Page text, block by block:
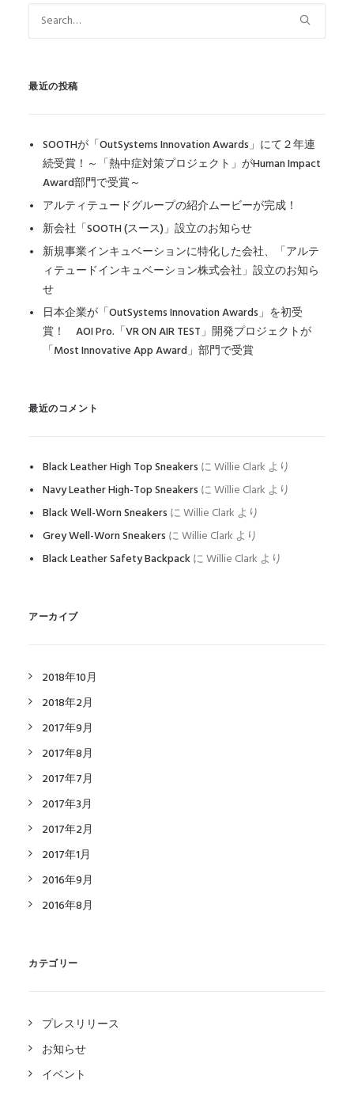
最近の投稿
SOOTHが「OutSystems Innovation Awards」にて２年連
続受賞！～「熱中症対策プロジェクト」がHuman Impact
Award部門で受賞～
アルティテュードグループの紹介ムービーが完成！
新会社「SOOTH (スース)」設立のお知らせ
新規事業インキュベーションに特化した会社、「アルテ
ィテュードインキュベーション株式会社」設立のお知ら
せ
日本企業が「OutSystems Innovation Awards」を初受
賞！ AOI Pro.「VR ON AIR TEST」開発プロジェクトが
「Most Innovative App Award」部門で受賞
最近のコメント
Black Leather High Top Sneakers にWillie Clark より
Navy Leather High-Top Sneakers にWillie Clark より
Black Well-Worn Sneakers にWillie Clark より
Grey Well-Worn Sneakers にWillie Clark より
Black Leather Safety BackpackにWillie Clark より
アーカイブ
2018年10月
2018年2月
2017年9月
2017年8月
2017年7月
2017年3月
2017年2月
2017年1月
2016年9月
2016年8月
カテゴリー
プレスリリース
お知らせ
イベント